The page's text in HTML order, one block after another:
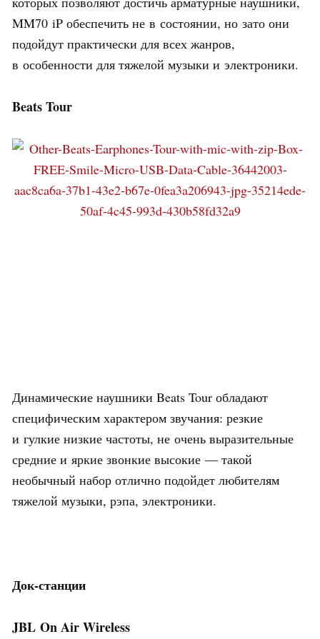
MM70 iP обеспечить не в состоянии, но зато они
подойдут практически для всех жанров,
в особенности для тяжелой музыки и электроники.
Beats Tour
Динамические наушники Beats Tour обладают
специфическим характером звучания: резкие
и гулкие низкие частоты, не очень выразительные
средние и яркие звонкие высокие — такой
необычный набор отлично подойдет любителям
тяжелой музыки, рэпа, электроники.
Док-станции
JBL On Air Wireless